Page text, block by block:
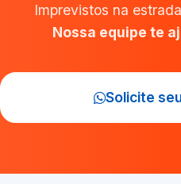
Imprevistos na
Nossa equipe te
Solicite